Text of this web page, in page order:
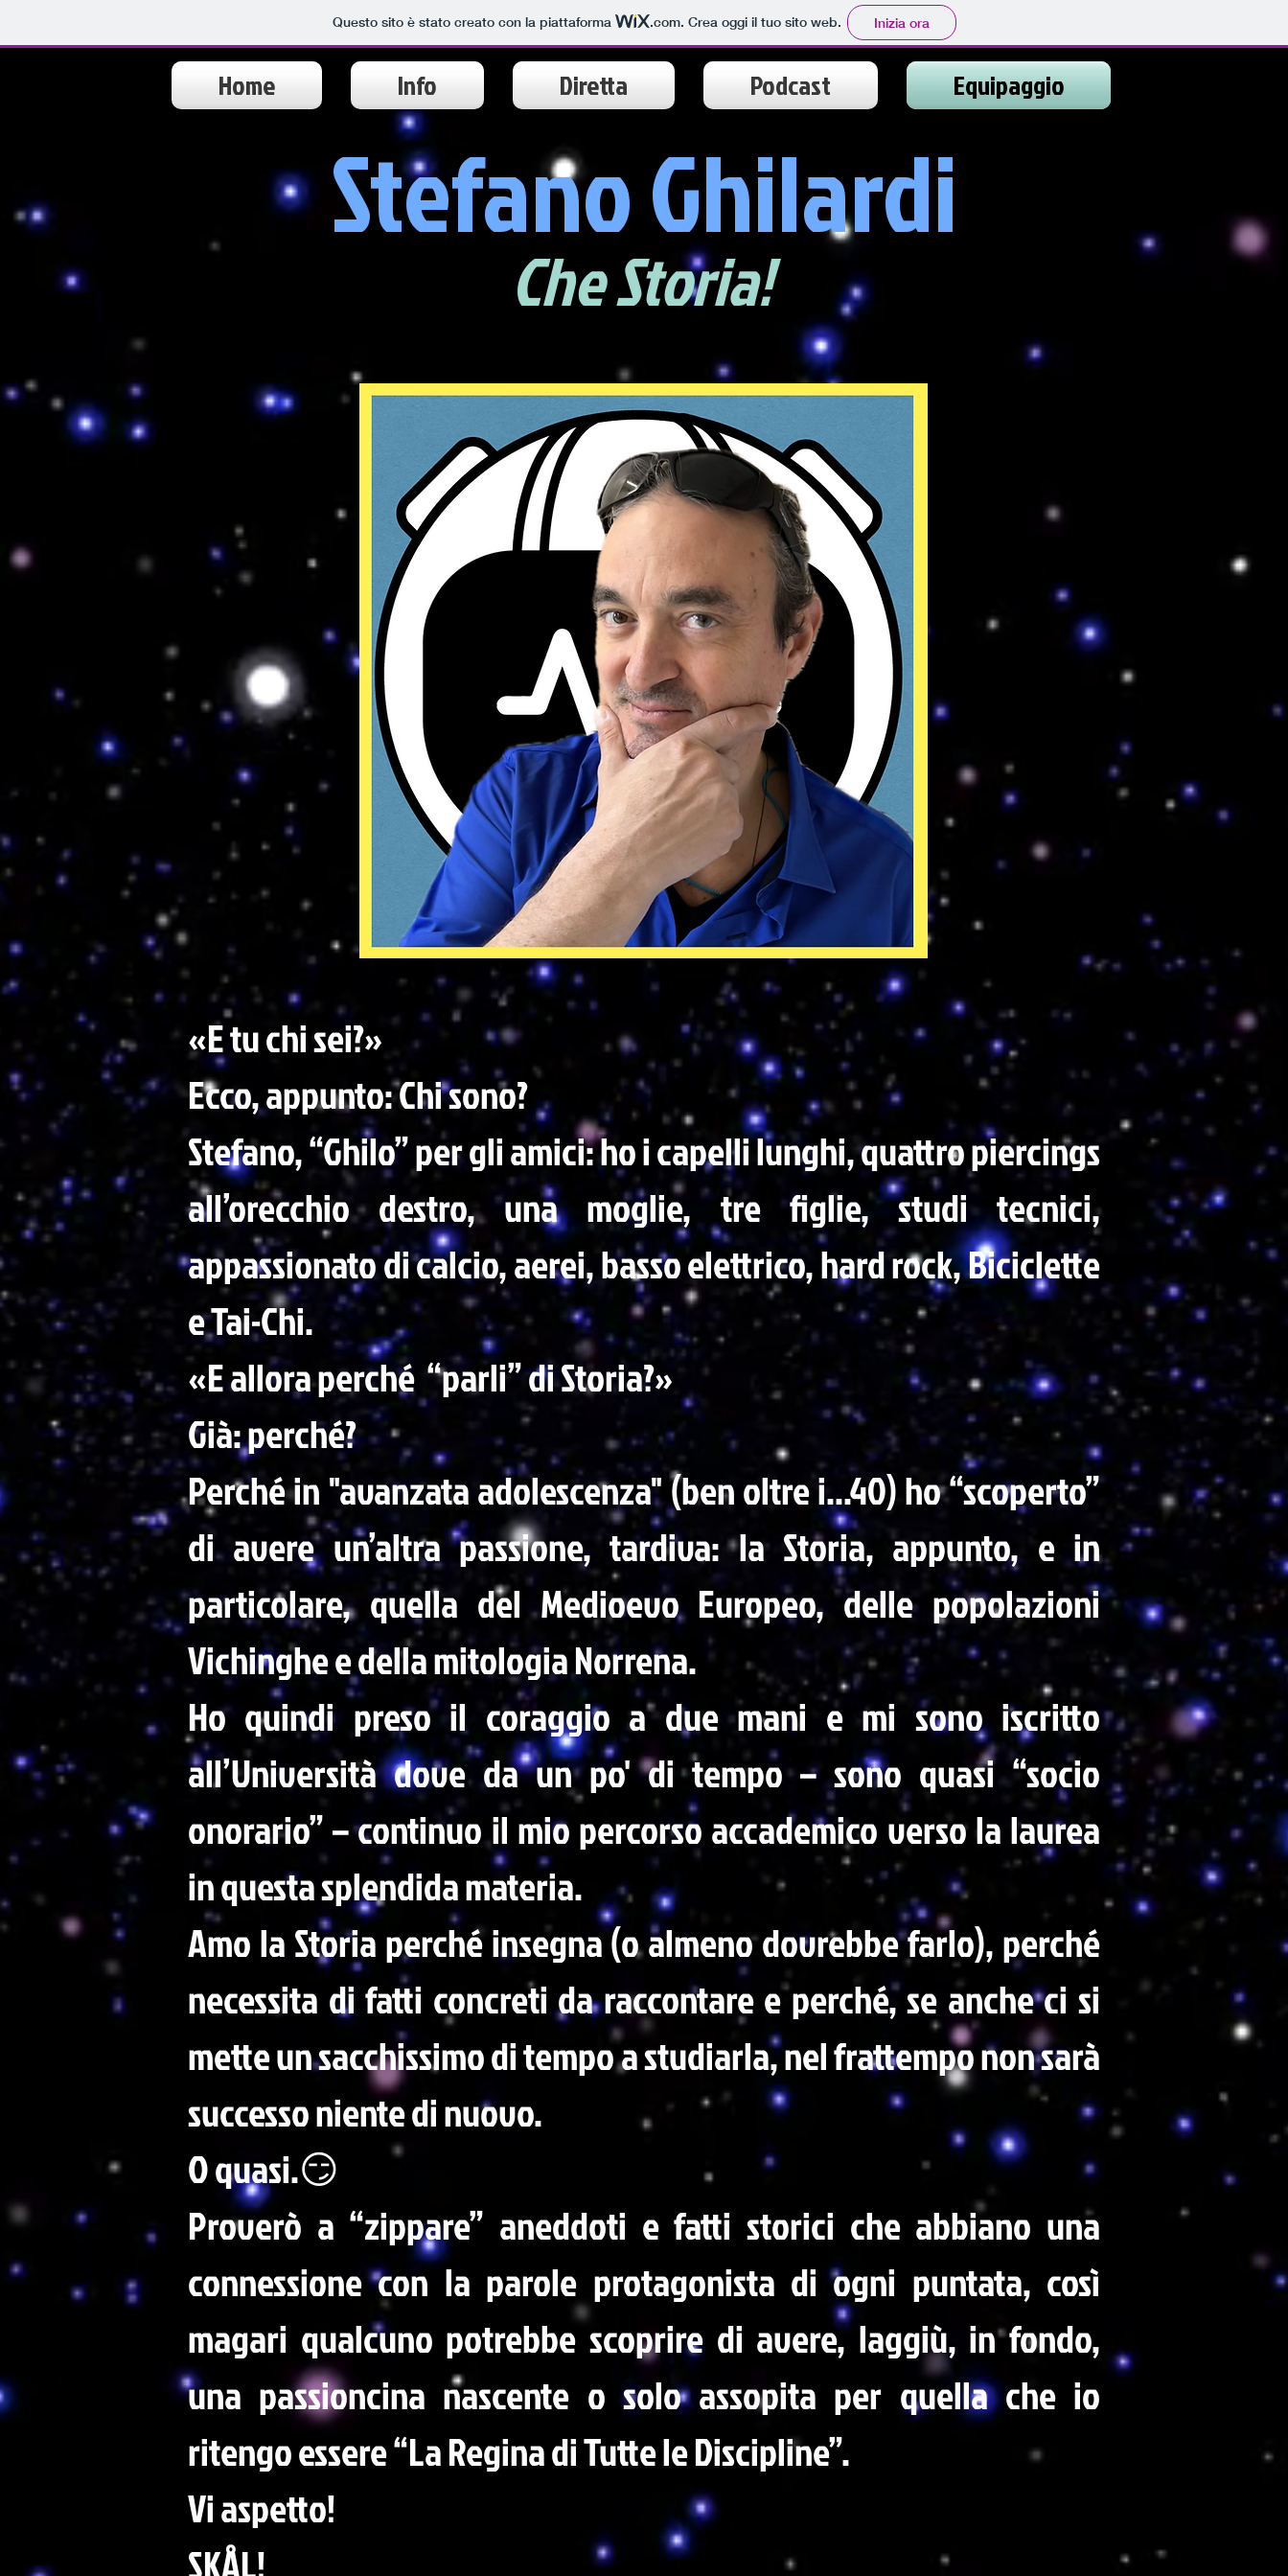
Questo sito è stato creato con la piattaforma .com. Crea oggi il tuo sito web. Inizia ora
Home Info Diretta Podcast Equipaggio
Stefano Ghilardi
Che Storia!
«E tu chi sei?»
Ecco, appunto: Chi sono?
Stefano, “Ghilo” per gli amici: ho i capelli lunghi, quattro piercings
all’orecchio destro, una moglie, tre figlie, studi tecnici,
appassionato di calcio, aerei, basso elettrico, hard rock, Biciclette
e Tai-Chi.
«E allora perché “parli” di Storia?»
Già: perché?
Perché in "avanzata adolescenza" (ben oltre i...40) ho “scoperto”
di avere un’altra passione, tardiva: la Storia, appunto, e in
particolare, quella del Medioevo Europeo, delle popolazioni
Vichinghe e della mitologia Norrena.
Ho quindi preso il coraggio a due mani e mi sono iscritto
all’Università dove da un po' di tempo – sono quasi “socio
onorario” – continuo il mio percorso accademico verso la laurea
in questa splendida materia.
Amo la Storia perché insegna (o almeno dovrebbe farlo), perché
necessita di fatti concreti da raccontare e perché, se anche ci si
mette un sacchissimo di tempo a studiarla, nel frattempo non sarà
successo niente di nuovo.
O quasi.😏
Proverò a “zippare” aneddoti e fatti storici che abbiano una
connessione con la parole protagonista di ogni puntata, così
magari qualcuno potrebbe scoprire di avere, laggiù, in fondo,
una passioncina nascente o solo assopita per quella che io
ritengo essere “La Regina di Tutte le Discipline”.
Vi aspetto!
SKÅL!